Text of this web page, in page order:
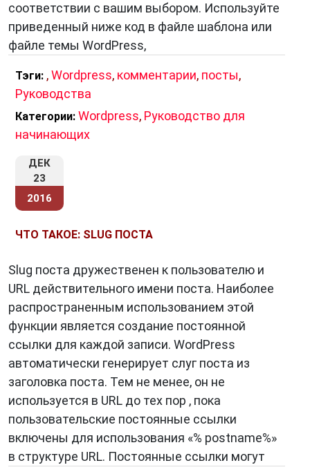
соответствии с вашим выбором. Используйте
приведенный ниже код в файле шаблона или
файле темы WordPress,
Тэги: ,Wordpress, комментарии, посты,
Руководства
Категории: Wordpress, Руководство для
начинающих
ДЕК
23
2016
ЧТО ТАКОЕ: SLUG ПОСТА
Slug поста дружественен к пользователю и
URL действительного имени поста. Наиболее
распространенным использованием этой
функции является создание постоянной
ссылки для каждой записи. WordPress
автоматически генерирует слуг поста из
заголовка поста. Тем не менее, он не
используется в URL до тех пор , пока
пользовательские постоянные ссылки
включены для использования «% postname%»
в структуре URL. Постоянные ссылки могут